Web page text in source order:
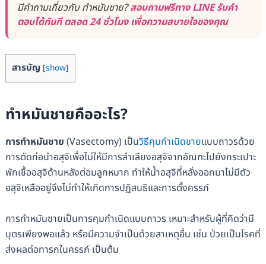
มีคำถามเกี่ยวกับ ทำหมันชาย?สอบถามฟรีทาง LINE รับคำ
ตอบได้ทันที ตลอด 24 ชั่วโมง เพื่อความสบายใจของคุณ
สารบัญ [show]
ทำหมันชายคืออะไร?
การทำหมันชาย (Vasectomy) เป็นวิธีคุมกำเนิดชายแบบถาวรด้วย
การตัดท่อนำอสุจิเพื่อไม่ให้มีการลำเลียงอสุจิจากอัณฑะไปยังกระเปาะ
พักเชื้ออสุจิด้านหลังต่อมลูกหมาก ทำให้น้ำอสุจิที่หลั่งออกมาไม่มีตัว
อสุจิเหลืออยู่จึงไม่ทำให้เกิดการปฏิสนธิและการตั้งครรภ์
การทำหมันชายเป็นการคุมกำเนิดแบบถาวร เหมาะสำหรับผู้ที่คิดว่ามี
บุตรเพียงพอแล้ว หรือมีความจำเป็นด้วยสาเหตุอื่น เช่น ป่วยเป็นโรคที่
ส่งผลต่อทารกในครรภ์ เป็นต้น